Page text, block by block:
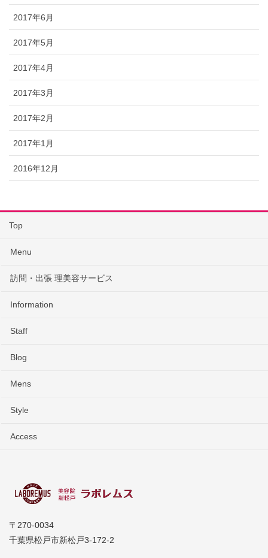
2017年6月
2017年5月
2017年4月
2017年3月
2017年2月
2017年1月
2016年12月
Top
Menu
訪問・出張 理美容サービス
Information
Staff
Blog
Mens
Style
Access
〒270-0034
千葉県松戸市新松戸3-172-2